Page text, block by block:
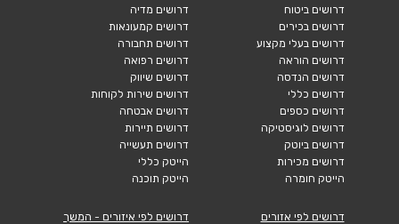
דרושים ביטוח
דרושים בכירים
דרושים בעלי מקצוע
דרושים הוראה
דרושים הנדסה
דרושים כללי
דרושים כספים
דרושים לוגיסטיקה
דרושים ביוטק
דרושים מכירות
הייטק חומרה
דרושים מדיה
דרושים קמעונאות
דרושים תחבורה
דרושים רפואה
דרושים שיווק
דרושים שירות לקוחות
דרושים אבטחה
דרושים תיירות
דרושים תעשייה
הייטק כללי
הייטק תוכנה
דרושים לפי אזורים
דרושים לפי איזורים - המשך